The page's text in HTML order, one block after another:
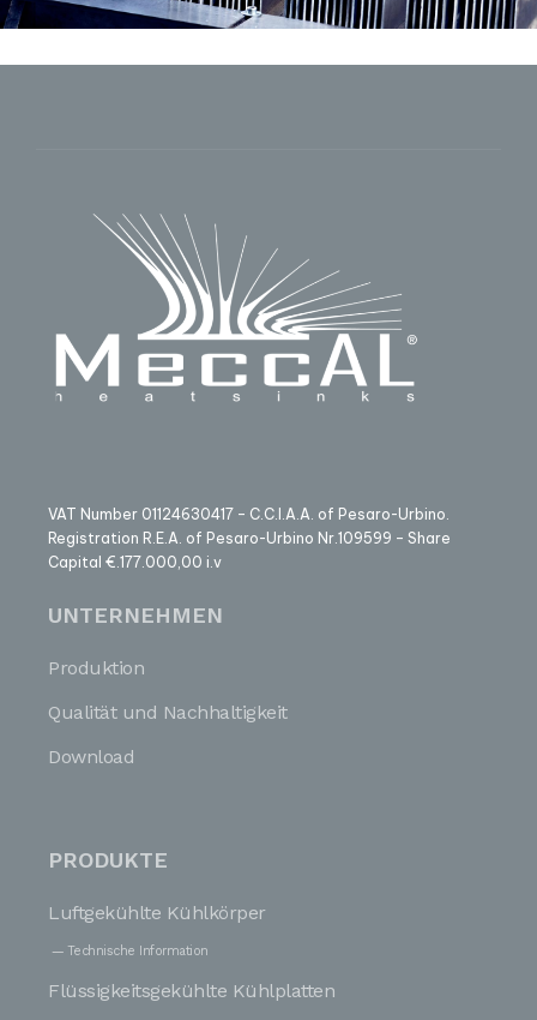
VAT Number 01124630417 – C.C.I.A.A. of Pesaro-Urbino.
Registration R.E.A. of Pesaro-Urbino Nr.109599 – Share
Capital €.177.000,00 i.v
UNTERNEHMEN
Produktion
Qualität und Nachhaltigkeit
Download
PRODUKTE
Luftgekühlte Kühlkörper
Technische Information
Flüssigkeitsgekühlte Kühlplatten